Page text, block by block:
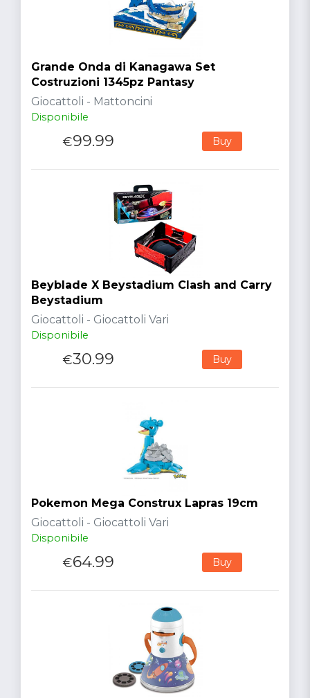
Grande Onda di Kanagawa Set
Costruzioni 1345pz Pantasy
Giocattoli - Mattoncini
Disponibile
€99.99 Buy
Beyblade X Beystadium Clash and Carry
Beystadium
Giocattoli - Giocattoli Vari
Disponibile
€30.99 Buy
Pokemon Mega Construx Lapras 19cm
Giocattoli - Giocattoli Vari
Disponibile
€64.99 Buy